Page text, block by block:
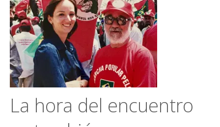
La hora del encuentro